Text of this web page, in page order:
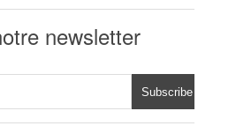
newsletter